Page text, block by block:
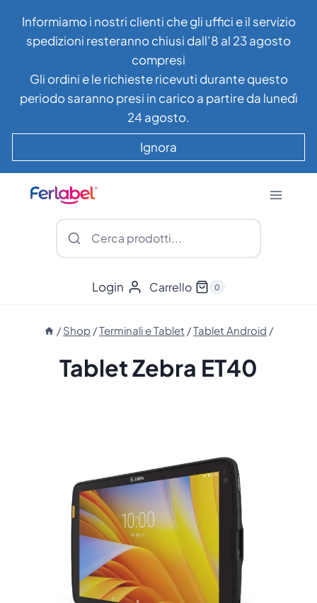
contenuto
Informiamo i nostri clienti che gli uffici e il servizio
spedizioni resteranno chiusi dall’8 al 23 agosto
compresi
Gli ordini e le richieste ricevuti durante questo
periodo saranno presi in carico a partire da lunedì
24 agosto.
Ignora
Login Carrello 0
/ Shop /Terminali e Tablet /Tablet Android /
Tablet Zebra ET40